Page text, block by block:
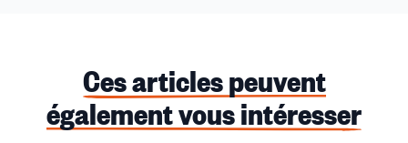
Ces articles peuvent
également vous intéresser